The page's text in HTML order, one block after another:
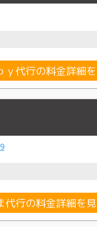
ｙ代行の料金詳細
代行の料金詳細を